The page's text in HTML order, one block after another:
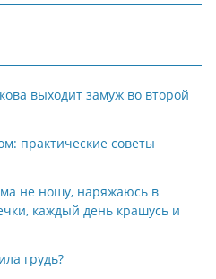
выходит замуж во второй
практические советы
не ношу, наряжаюсь в
каждый день крашусь и
грудь?